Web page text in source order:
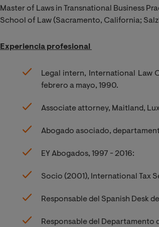
Master of Laws in Transnational Business
School of Law (Sacramento, California;
Experiencia profesional
Legal intern, International Law
febrero a mayo, 1990.
Associate attorney, Maitland,
Abogado asociado,
EY Abogados, 1997 - 2016:
Socio (2001), International Tax
Responsable del Spanish Desk
Responsable del